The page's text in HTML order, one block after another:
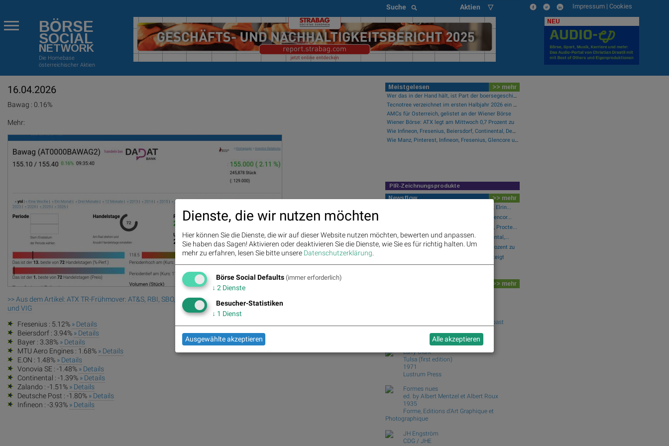
Suche Aktien ▽ Impressum | Cookies
BÖRSE
SOCIAL
NETWORK
Die Homebase
österreichischer Aktien
NEU
16.04.2026
Bawag : 0.16%
Mehr:
>> Aus dem Artikel: ATX TR-Frühmover: AT&S, RBI, SBO, Wienerberger, Porr, OMV, Österreichische Post, Bawag, DO&CO
und VIG
Fresenius : 5.12% » Details
Beiersdorf : 3.94% » Details
Bayer : 3.38% » Details
MTU Aero Engines : 1.68% » Details
E.ON : 1.48% » Details
Vonovia SE : -1.48% » Details
Continental : -1.39% » Details
Zalando : -1.51% » Details
Deutsche Post : -1.80% » Details
Infineon : -3.93% » Details
Meistgelesen >> mehr
Wer das in der Hand hält, ist Part der boersegeschichte.at
Tecnotree verzeichnet im ersten Halbjahr 2026 ein zweistelliges Gewinnwachstum und eine beschleunigte Einführungsdynamik
AMCs für Österreich, gelistet an der Wiener Börse
Wiener Börse: ATX legt am Mittwoch 0,7 Prozent zu
Wie Infineon, Fresenius, Beiersdorf, Continental, Deutsche Post und Bayer für Gesprächsstoff im DAX sorgten
Wie Manz, Pinterest, Infineon, Fresenius, Glencore und Lenzing für Gesprächsstoff sorgten
PIR-Zeichnungsprodukte
Newsflow >> mehr
Wie Klondike Gold, Ibiden Co.Ltd, Snapchat, Elrin...
Wie Manz, Pinterest, Infineon, Fresenius, Glencor...
Wie Walt Disney, Nike, McDonalds, Chevron, Procte...
Wie Infineon, Fresenius, Beiersdorf, Continental,...
Wiener Börse: ATX legt am Mittwoch 0,7 Prozent zu
Wiener Börse Nebenwerte-Blick: Wolford steigt
meh...
>> mehr
GTX. Galveston/TX and the Gulf Coast
Verlag Kettler
Larry Clark
Tulsa (first edition)
1971
Lustrum Press
Formes nues
ed. by Albert Mentzel et Albert Roux
1935
Forme, Editions d'Art Graphique et
Photographique
JH Engström
CDG / JHE
Dienste, die wir nutzen möchten
Hier können Sie die Dienste, die wir auf dieser Website nutzen möchten, bewerten und anpassen.
Sie haben das Sagen! Aktivieren oder deaktivieren Sie die Dienste, wie Sie es für richtig halten. Um
mehr zu erfahren, lesen Sie bitte unsere Datenschutzerklärung
Börse Social Defaults (immer erforderlich)
↓ 2 Dienste
Besucher-Statistiken
↓ 1 Dienst
Ausgewählte akzeptieren Alle akzeptieren